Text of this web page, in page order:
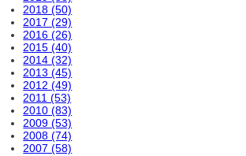
2018 (50)
2017 (29)
2016 (26)
2015 (40)
2014 (32)
2013 (45)
2012 (49)
2011 (53)
2010 (83)
2009 (53)
2008 (74)
2007 (58)